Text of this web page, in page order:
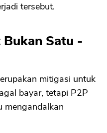
tersebut.
Satu -
mitigasi untuk
bayar, tetapi P2P
mengandalkan